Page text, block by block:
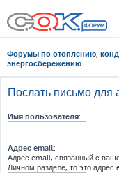
Форумы по отоплению,
энергосбережению
Послать письмо для
Имя пользователя:
Адрес email:
Адрес email, связанный с
Личном разделе, то это адрес